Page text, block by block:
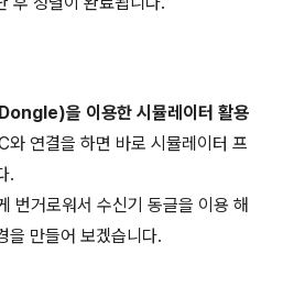
을 이용한 시뮬레이터 활용
연결을 하면 바로 시뮬레이터 프
.
번거로워서 수신기 동글을 이용 해
을 만들어 보겠습니다.